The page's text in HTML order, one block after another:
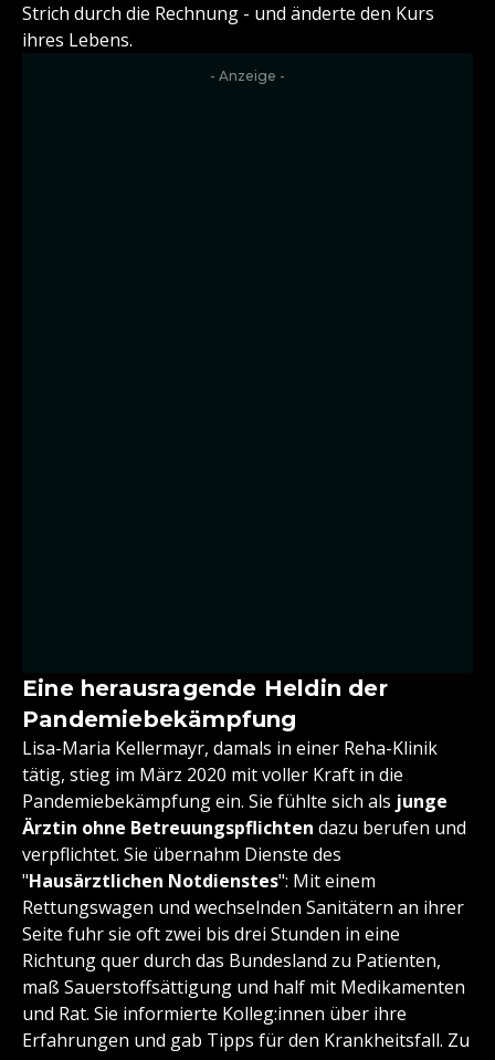
Strich durch die Rechnung - und änderte den Kurs
ihres Lebens.
- Anzeige -
Eine herausragende Heldin der
Pandemiebekämpfung
Lisa-Maria Kellermayr, damals in einer Reha-Klinik
tätig, stieg im März 2020 mit voller Kraft in die
Pandemiebekämpfung ein. Sie fühlte sich als junge
Ärztin ohne Betreuungspflichten dazu berufen und
verpflichtet. Sie übernahm Dienste des
"Hausärztlichen Notdienstes": Mit einem
Rettungswagen und wechselnden Sanitätern an ihrer
Seite fuhr sie oft zwei bis drei Stunden in eine
Richtung quer durch das Bundesland zu Patienten,
maß Sauerstoffsättigung und half mit Medikamenten
und Rat. Sie informierte Kolleg:innen über ihre
Erfahrungen und gab Tipps für den Krankheitsfall. Zu